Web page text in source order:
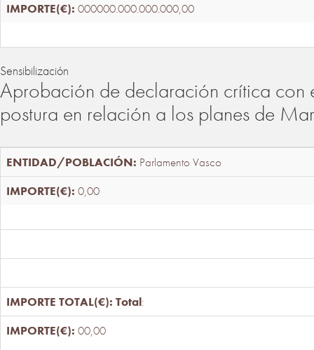
000000.000.000.000,00
Sensibilización
Aprobación de declaración crítica con
postura en relación a los planes de
Parlamento Vasco
0,00
Total:
00,00